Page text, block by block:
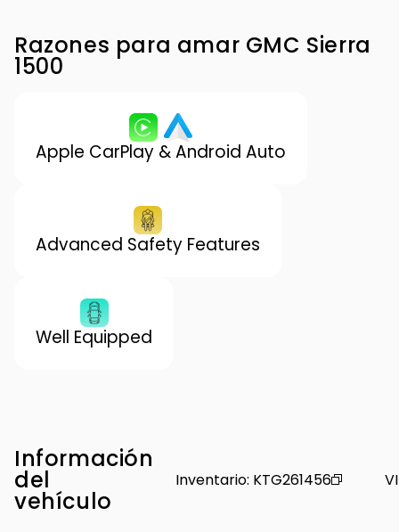
de procesamiento del concesionario. El precio real del
concesionario puede variar.
Razones para amar GMC Sierra
1500
Apple CarPlay & Android Auto
Advanced Safety Features
Well Equipped
Información
del
vehículo
Inventario: KTG261456